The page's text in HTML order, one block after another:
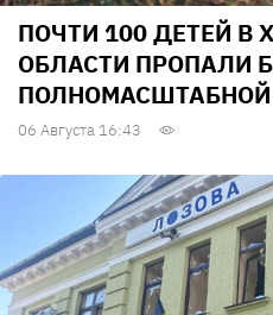
ПОЧТИ 100 ДЕТЕЙ В
ОБЛАСТИ ПРОПАЛИ
06 Августа 16:43